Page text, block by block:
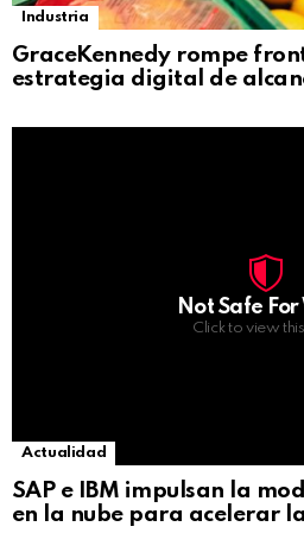
Industria
GraceKennedy rompe
estrategia digital de
Not Safe
Click to view
Actualidad
SAP e IBM impulsan la
en la nube para acelerar